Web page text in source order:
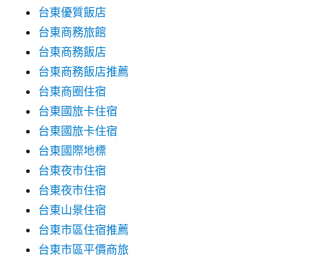
台東優質飯店
台東商務旅館
台東商務飯店
台東商務飯店推薦
台東商圈住宿
台東國旅卡住宿
台東國旅卡住宿
台東國際地標
台東夜市住宿
台東夜市住宿
台東山景住宿
台東市區住宿推薦
台東市區平價商旅